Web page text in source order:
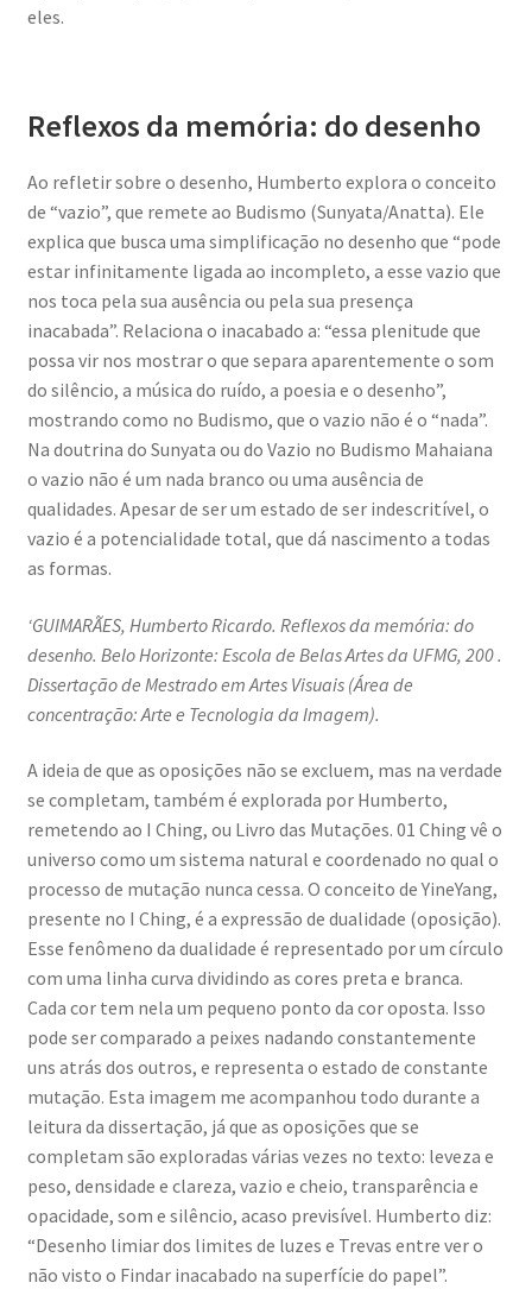
eles.
Reflexos da memória: do desenho
Ao refletir sobre o desenho, Humberto explora o conceito
de “vazio”, que remete ao Budismo (Sunyata/Anatta). Ele
explica que busca uma simplificação no desenho que “pode
estar infinitamente ligada ao incompleto, a esse vazio que
nos toca pela sua ausência ou pela sua presença
inacabada”. Relaciona o inacabado a: “essa plenitude que
possa vir nos mostrar o que separa aparentemente o som
do silêncio, a música do ruído, a poesia e o desenho”,
mostrando como no Budismo, que o vazio não é o “nada”.
Na doutrina do Sunyata ou do Vazio no Budismo Mahaiana
o vazio não é um nada branco ou uma ausência de
qualidades. Apesar de ser um estado de ser indescritível, o
vazio é a potencialidade total, que dá nascimento a todas
as formas.
‘GUIMARÃES, Humberto Ricardo. Reflexos da memória: do
desenho. Belo Horizonte: Escola de Belas Artes da UFMG, 200 .
Dissertação de Mestrado em Artes Visuais (Área de
concentração: Arte e Tecnologia da Imagem).
A ideia de que as oposições não se excluem, mas na verdade
se completam, também é explorada por Humberto,
remetendo ao I Ching, ou Livro das Mutações. 01 Ching vê o
universo como um sistema natural e coordenado no qual o
processo de mutação nunca cessa. O conceito de YineYang,
presente no I Ching, é a expressão de dualidade (oposição).
Esse fenômeno da dualidade é representado por um círculo
com uma linha curva dividindo as cores preta e branca.
Cada cor tem nela um pequeno ponto da cor oposta. Isso
pode ser comparado a peixes nadando constantemente
uns atrás dos outros, e representa o estado de constante
mutação. Esta imagem me acompanhou todo durante a
leitura da dissertação, já que as oposições que se
completam são exploradas várias vezes no texto: leveza e
peso, densidade e clareza, vazio e cheio, transparência e
opacidade, som e silêncio, acaso previsível. Humberto diz:
“Desenho limiar dos limites de luzes e Trevas entre ver o
não visto o Findar inacabado na superfície do papel”.